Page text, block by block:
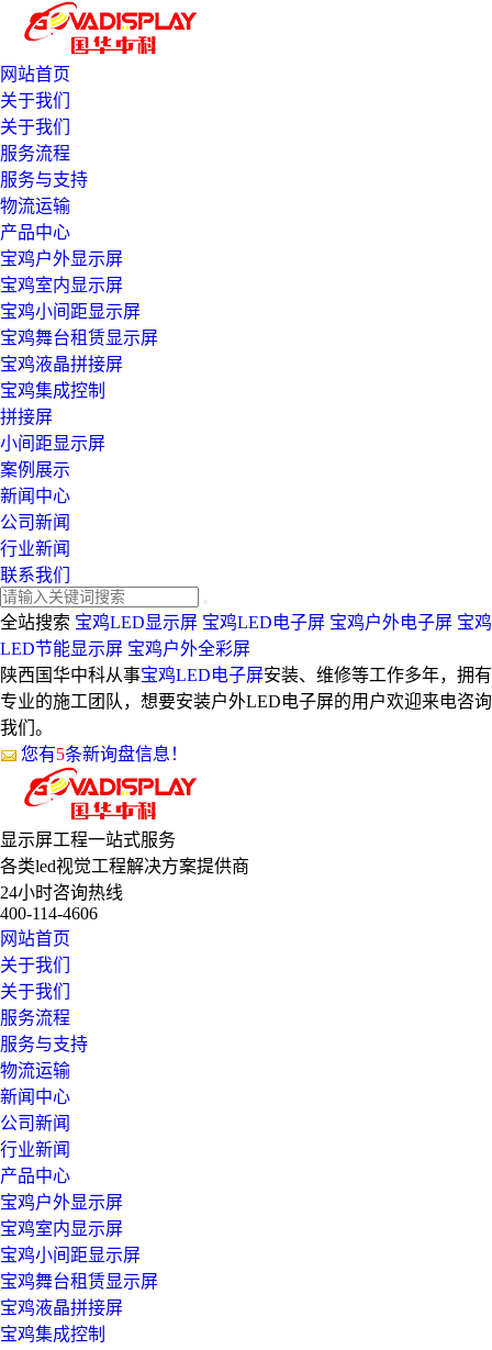
网站首页
关于我们
关于我们
服务流程
服务与支持
物流运输
产品中心
宝鸡户外显示屏
宝鸡室内显示屏
宝鸡小间距显示屏
宝鸡舞台租赁显示屏
宝鸡液晶拼接屏
宝鸡集成控制
拼接屏
小间距显示屏
案例展示
新闻中心
公司新闻
行业新闻
联系我们
全站搜索 宝鸡LED显示屏 宝鸡LED电子屏 宝鸡户外电子屏 宝鸡
LED节能显示屏 宝鸡户外全彩屏
陕西国华中科从事宝鸡LED电子屏安装、维修等工作多年，拥有
专业的施工团队，想要安装户外LED电子屏的用户欢迎来电咨询
我们。
您有5条新询盘信息！
显示屏工程一站式服务
各类led视觉工程解决方案提供商
24小时咨询热线
400-114-4606
网站首页
关于我们
关于我们
服务流程
服务与支持
物流运输
新闻中心
公司新闻
行业新闻
产品中心
宝鸡户外显示屏
宝鸡室内显示屏
宝鸡小间距显示屏
宝鸡舞台租赁显示屏
宝鸡液晶拼接屏
宝鸡集成控制